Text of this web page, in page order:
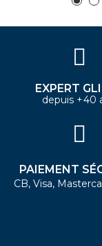
EXPERT
depuis +40
PAIEMENT
CB, Visa,